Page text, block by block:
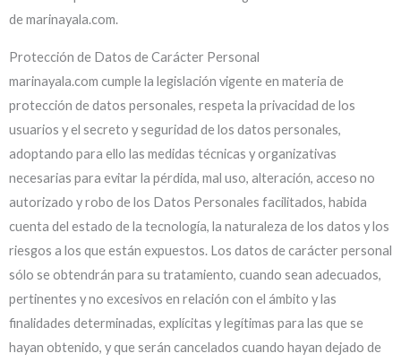
de marinayala.com.
Protección de Datos de Carácter Personal
marinayala.com cumple la legislación vigente en materia de
protección de datos personales, respeta la privacidad de los
usuarios y el secreto y seguridad de los datos personales,
adoptando para ello las medidas técnicas y organizativas
necesarias para evitar la pérdida, mal uso, alteración, acceso no
autorizado y robo de los Datos Personales facilitados, habida
cuenta del estado de la tecnología, la naturaleza de los datos y los
riesgos a los que están expuestos. Los datos de carácter personal
sólo se obtendrán para su tratamiento, cuando sean adecuados,
pertinentes y no excesivos en relación con el ámbito y las
finalidades determinadas, explícitas y legítimas para las que se
hayan obtenido, y que serán cancelados cuando hayan dejado de